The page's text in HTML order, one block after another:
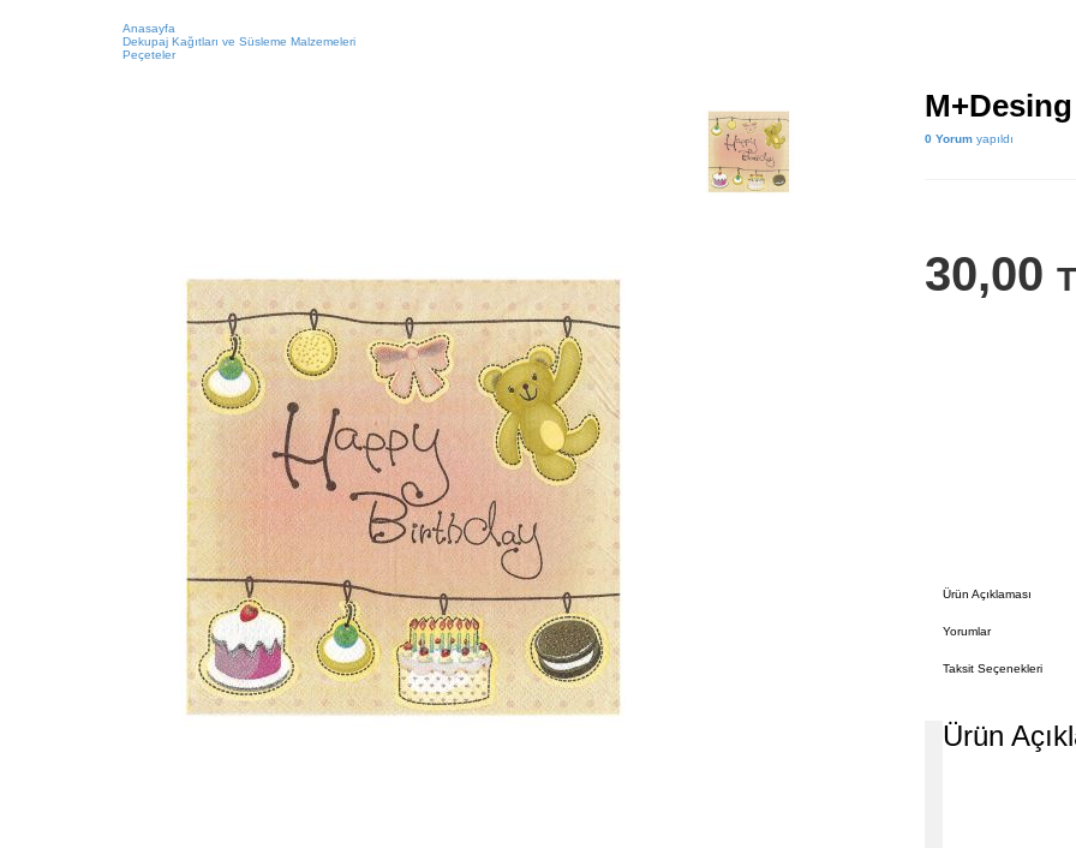
Anasayfa
Dekupaj Kağıtları ve Süsleme Malzemeleri
Peçeteler
0 Yorumyapıldı
30,00
Ürün Açıklaması
Yorumlar
Taksit Seçenekleri
Ürün